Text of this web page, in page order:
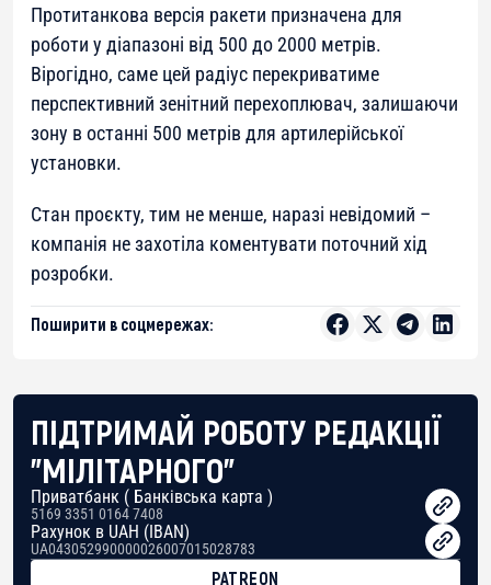
Протитанкова версія ракети призначена для
роботи у діапазоні від 500 до 2000 метрів.
Вірогідно, саме цей радіус перекриватиме
перспективний зенітний перехоплювач, залишаючи
зону в останні 500 метрів для артилерійської
установки.
Стан проєкту, тим не менше, наразі невідомий –
компанія не захотіла коментувати поточний хід
розробки.
Поширити в соцмережах:
ПІДТРИМАЙ РОБОТУ РЕДАКЦІЇ
"МІЛІТАРНОГО"
Приватбанк ( Банківська карта )
5169 3351 0164 7408
Рахунок в UAH (IBAN)
UA043052990000026007015028783
PATREON